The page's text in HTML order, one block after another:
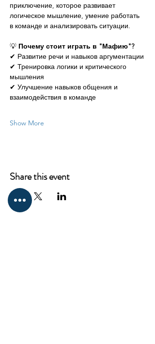
приключение, которое развивает
логическое мышление, умение работать
в команде и анализировать ситуации.
💡 Почему стоит играть в "Мафию"?
✔ Развитие речи и навыков аргументации
✔ Тренировка логики и критического
мышления
✔ Улучшение навыков общения и
взаимодействия в команде
Show More
Share this event